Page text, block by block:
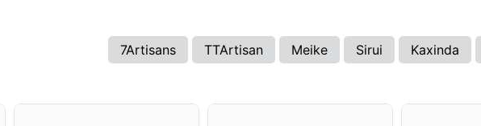
7Artisans TTArtisan Meike Sirui Kaxinda